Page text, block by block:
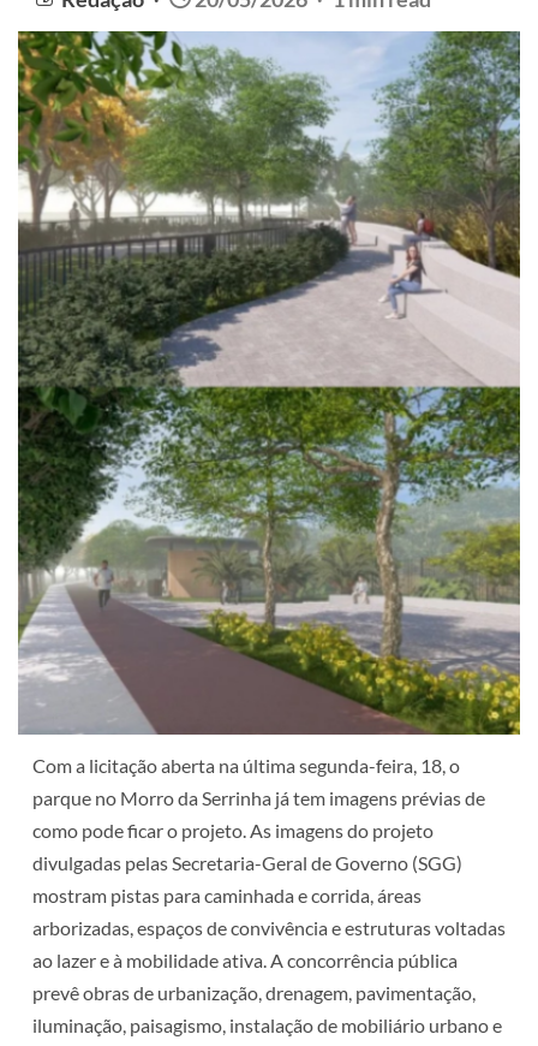
Com a licitação aberta na última segunda-feira, 18, o
parque no Morro da Serrinha já tem imagens prévias de
como pode ficar o projeto. As imagens do projeto
divulgadas pelas Secretaria-Geral de Governo (SGG)
mostram pistas para caminhada e corrida, áreas
arborizadas, espaços de convivência e estruturas voltadas
ao lazer e à mobilidade ativa. A concorrência pública
prevê obras de urbanização, drenagem, pavimentação,
iluminação, paisagismo, instalação de mobiliário urbano e